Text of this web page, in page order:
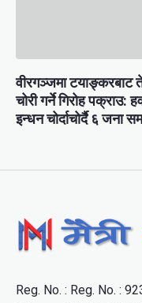
वीरगञ्जमा टयाङ्करबाट
चोरी गर्ने गिरोह पक्राउ:
इन्धन चोर्दाचोर्दै ६ जना
Reg. No. : Reg. No. :